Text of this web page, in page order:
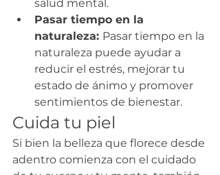
salud mental.
Pasar tiempo en la
naturaleza: Pasar tiempo en la
naturaleza puede ayudar a
reducir el estrés, mejorar tu
estado de ánimo y promover
sentimientos de bienestar.
Cuida tu piel
Si bien la belleza que florece desde
adentro comienza con el cuidado